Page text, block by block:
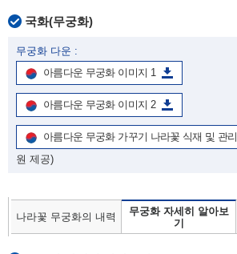
국화(무궁화)
무궁화 다운 :
아름다운 무궁화 이미지 1
아름다운 무궁화 이미지 2
아름다운 무궁화 가꾸기 나라꽃 식재 및 관리
원 제공)
나라꽃 무궁화의 내력
무궁화 자세히 알아보
기